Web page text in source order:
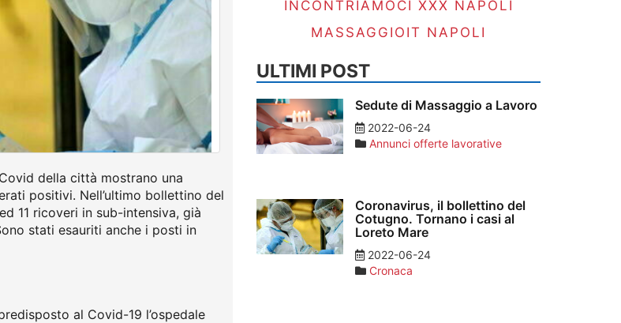
della città mostrano una
positivi. Nell’ultimo bollettino del
11 ricoveri in sub-intensiva, già
stati esauriti anche i posti in
al Covid-19 l’ospedale
INCONTRIAMOCI XXX NAPOLI
MASSAGGIOIT NAPOLI
ULTIMI POST
Sedute di Massaggio a Lavoro
2022-06-24
Annunci offerte lavorative
Coronavirus, il bollettino del
Cotugno. Tornano i casi al
Loreto Mare
2022-06-24
Cronaca